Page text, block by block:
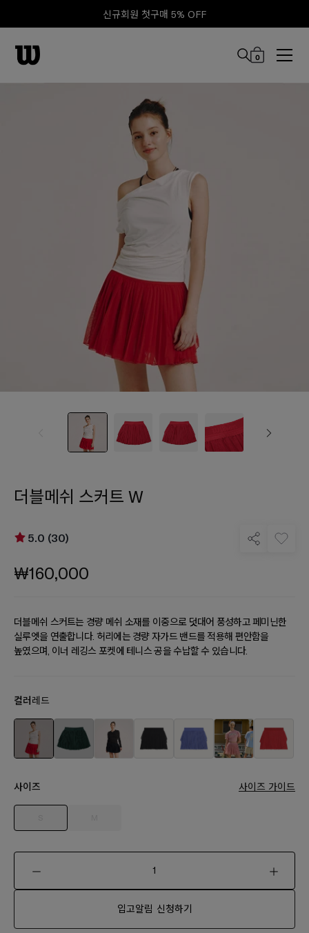
신규회원 첫구매 5% OFF
0
더블메쉬 스커트 W
5.0 (30)
₩160,000
더블메쉬 스커트는 경량 메쉬 소재를 이중으로 덧대어 풍성하고 페미닌한
실루엣을 연출합니다. 허리에는 경량 자가드 밴드를 적용해 편안함을
높였으며, 이너 레깅스 포켓에 테니스 공을 수납할 수 있습니다.
컬러 레드
사이즈 사이즈 가이드
입고알림 신청하기